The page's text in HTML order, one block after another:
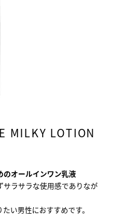
MILKY LOTION
のオールインワン乳液
サラサラな使用感でありなが
い男性におすすめです。